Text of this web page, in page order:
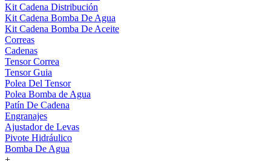
Kit Cadena Distribución
Kit Cadena Bomba De Agua
Kit Cadena Bomba De Aceite
Correas
Cadenas
Tensor Correa
Tensor Guia
Polea Del Tensor
Polea Bomba de Agua
Patín De Cadena
Engranajes
Ajustador de Levas
Pivote Hidráulico
Bomba De Agua